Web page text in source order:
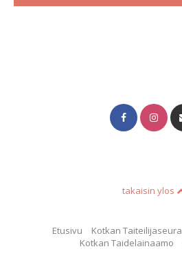
takaisin ylos
Etusivu Kotkan Taiteilijaseura
Kotkan Taidelainaamo